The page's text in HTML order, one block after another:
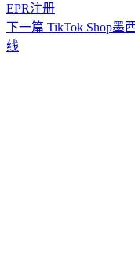
EPR注册
下一篇 TikTok Shop墨
线